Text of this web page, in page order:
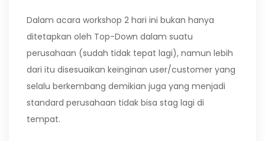
Dalam acara workshop 2 hari ini bukan hanya
ditetapkan oleh Top-Down dalam suatu
perusahaan (sudah tidak tepat lagi), namun lebih
dari itu disesuaikan keinginan user/customer yang
selalu berkembang demikian juga yang menjadi
standard perusahaan tidak bisa stag lagi di
tempat.